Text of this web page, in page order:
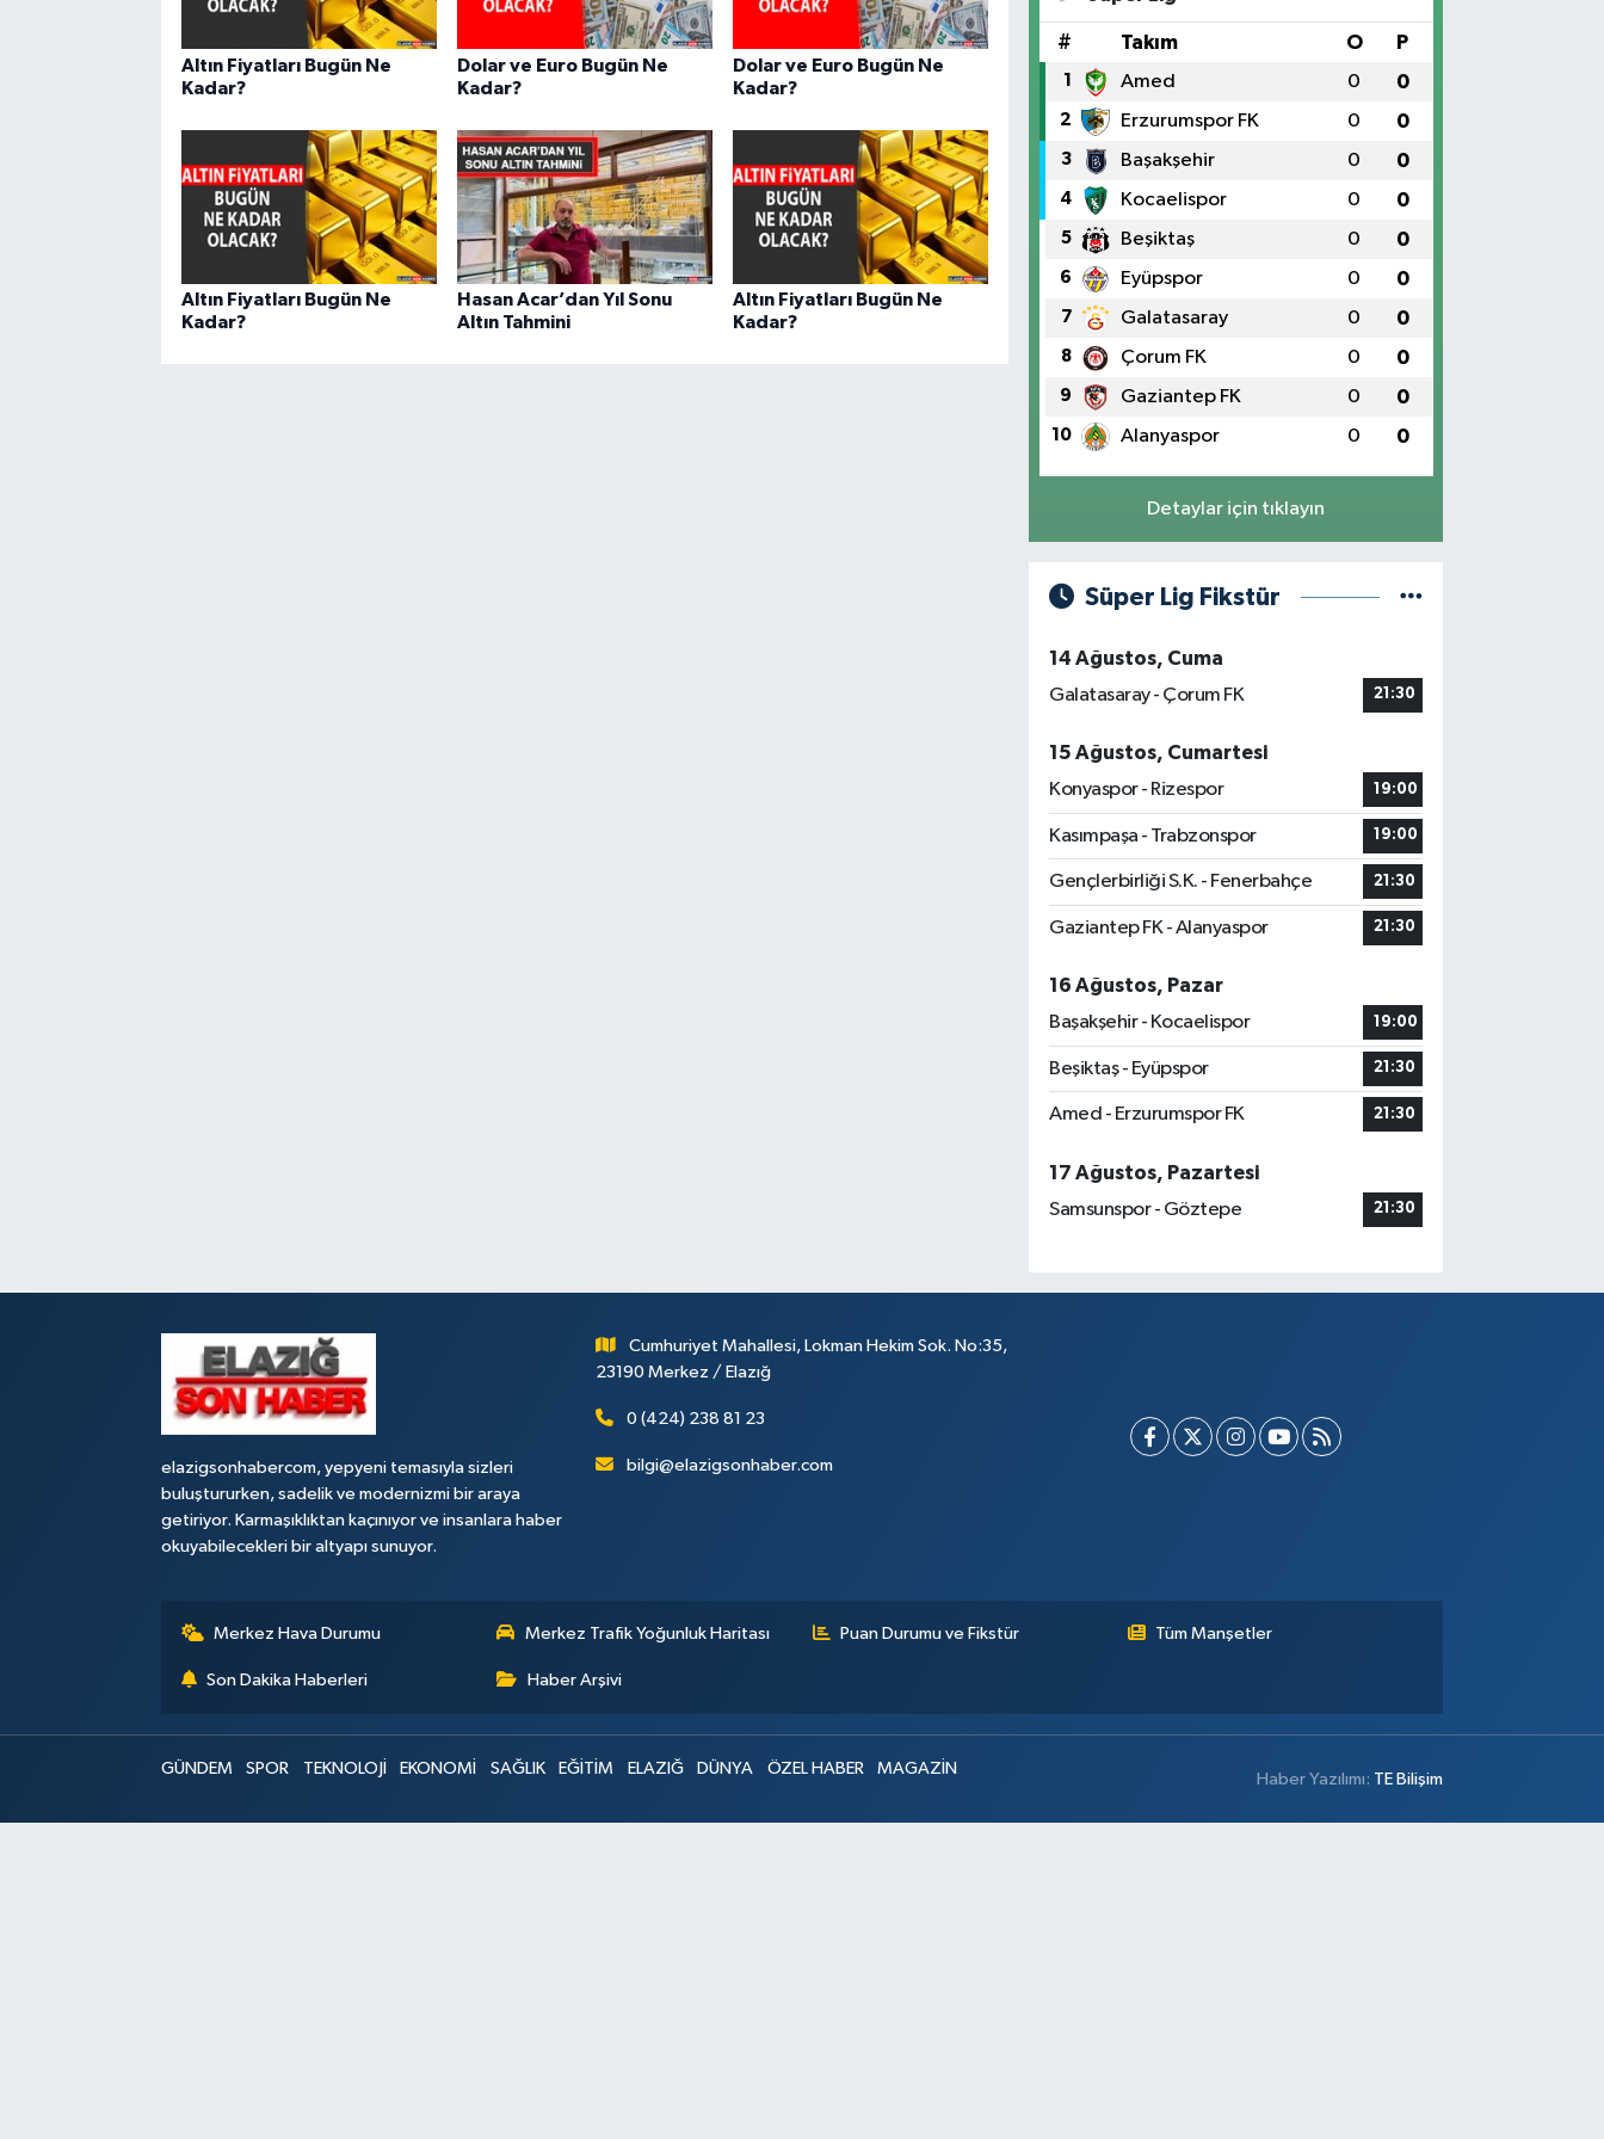
Altın Fiyatları Bugün Ne
Kadar?
Dolar ve Euro Bugün Ne
Kadar?
Dolar ve Euro Bugün Ne
Kadar?
Altın Fiyatları Bugün Ne
Kadar?
Hasan Acar’dan Yıl Sonu
Altın Tahmini
Altın Fiyatları Bugün Ne
Kadar?
No:2 A
# Takım O P
1 Amed 0 0
2 Erzurumspor FK 0 0
3 Başakşehir 0 0
4 Kocaelispor 0 0
5 Beşiktaş 0 0
6 Eyüpspor 0 0
7 Galatasaray 0 0
8 Çorum FK 0 0
9 Gaziantep FK 0 0
10 Alanyaspor 0 0
Detaylar için tıklayın
Süper Lig Fikstür
14 Ağustos, Cuma
Galatasaray - Çorum FK
21:30
15 Ağustos, Cumartesi
Konyaspor - Rizespor
19:00
Kasımpaşa - Trabzonspor 19:00
Gençlerbirliği S.K. - Fenerbahçe 21:30
Gaziantep FK - Alanyaspor 21:30
16 Ağustos, Pazar
Başakşehir - Kocaelispor
19:00
Beşiktaş - Eyüpspor 21:30
Amed - Erzurumspor FK 21:30
17 Ağustos, Pazartesi
Samsunspor - Göztepe
21:30
elazigsonhabercom, yepyeni temasıyla sizleri
buluştururken, sadelik ve modernizmi bir araya
getiriyor. Karmaşıklıktan kaçınıyor ve insanlara haber
okuyabilecekleri bir altyapı sunuyor.
Cumhuriyet Mahallesi, Lokman Hekim Sok. No:35,
23190 Merkez / Elazığ
0 (424) 238 81 23
bilgi@elazigsonhaber.com
Merkez Hava Durumu Merkez Trafik Yoğunluk Haritası Puan Durumu ve Fikstür Tüm Manşetler
Son Dakika Haberleri Haber Arşivi
GÜNDEM SPOR TEKNOLOJİ EKONOMİ SAĞLIK EĞİTİM ELAZIĞ DÜNYA ÖZEL HABER MAGAZİN
Haber Yazılımı: TE Bilişim